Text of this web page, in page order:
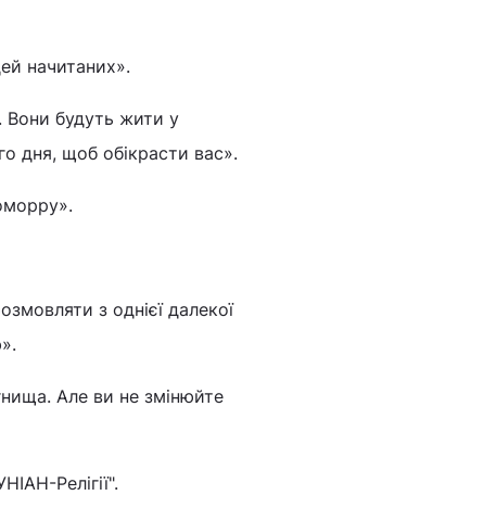
начитаних».
Вони будуть жити у
дня, щоб обікрасти вас».
з однієї далекої
Але ви не змінюйте
Релігії".